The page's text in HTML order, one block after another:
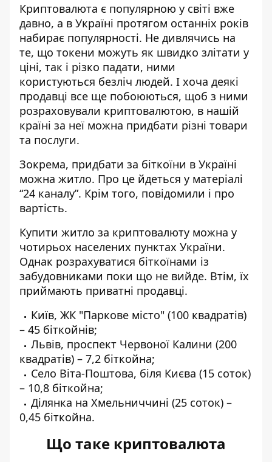
Криптовалюта є популярною у світі вже
давно, а в Україні протягом останніх років
набирає популярності. Не дивлячись на
те, що токени можуть як швидко злітати у
ціні, так і різко падати, ними
користуються безліч людей. І хоча деякі
продавці все ще побоюються, щоб з ними
розраховували криптовалютою, в нашій
країні за неї можна придбати різні товари
та послуги.
Зокрема, придбати за біткоїни в Україні
можна житло. Про це йдеться у матеріалі
“24 каналу”. Крім того, повідомили і про
вартість.
Купити житло за криптовалюту можна у
чотирьох населених пунктах України.
Однак розрахуватися біткоїнами із
забудовниками поки що не вийде. Втім, їх
приймають приватні продавці.
Київ, ЖК "Паркове місто" (100 квадратів)
– 45 біткойнів;
Львів, проспект Червоної Калини (200
квадратів) – 7,2 біткойна;
Село Віта-Поштова, біля Києва (15 соток)
– 10,8 біткойна;
Ділянка на Хмельниччині (25 соток) –
0,45 біткойна.
Що таке криптовалюта